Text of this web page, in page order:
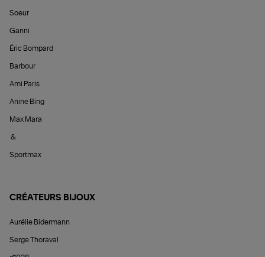
Soeur
Ganni
Éric Bompard
Barbour
Ami Paris
Anine Bing
Max Mara
&
Sportmax
CRÉATEURS BIJOUX
Aurélie Bidermann
Serge Thoraval